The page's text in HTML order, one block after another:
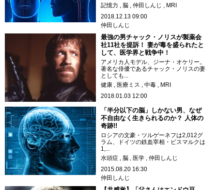
記憶力
脳 仲田しんじ
MRI
2018.12.13 09:00
仲田しんじ
最強の男チャック・ノリスが製薬会
社11社を提訴！ 妻が毒を盛られたと
して、医学界と戦争中！
アメリカ人モデル、ジーナ・オケリー。
著名な俳優であるチャック・ノリスの妻
としても...
健康
医療ミス 中毒
MRI
2018.01.03 12:00
「半分以下の脳」しかない男、なぜ
不自由なく生きられるのか？ 人体の
奇跡!!
ロシアの文豪・ツルゲーネフは2,012グ
ラム、ドイツの鉄血宰相・ビスマルクは
1,...
水頭症
脳 医学
仲田しんじ
2015.08.20 16:30
仲田しんじ